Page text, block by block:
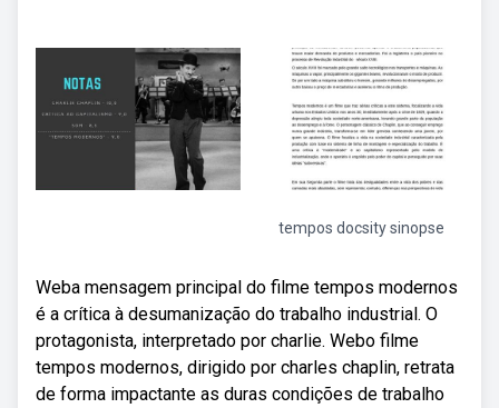
tempos docsity sinopse
Weba mensagem principal do filme tempos modernos
é a crítica à desumanização do trabalho industrial. O
protagonista, interpretado por charlie. Webo filme
tempos modernos, dirigido por charles chaplin, retrata
de forma impactante as duras condições de trabalho